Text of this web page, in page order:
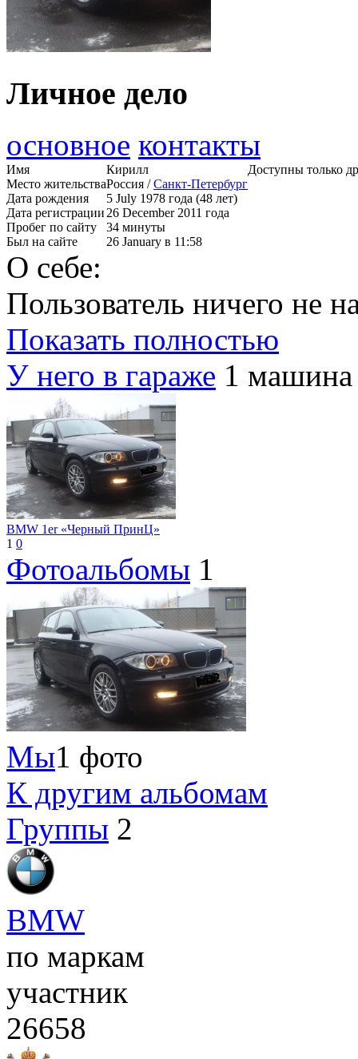
Личное дело
основное контакты
Имя
Кирилл
Место жительстваРоссия /Санкт-Петербург
Дата рождения
5 July 1978 года (48 лет)
Дата регистрации26 December 2011 года
Пробег по сайту
34 минуты
Был на сайте
26 January в 11:58
Доступны только
О себе:
Пользователь ничего не
Показать полностью
У него в гараже 1 машина
BMW 1er «Черный ПринЦ»
1 0
Фотоальбомы 1
Мы1 фото
К другим альбомам
Группы 2
BMW
по маркам
участник
26658